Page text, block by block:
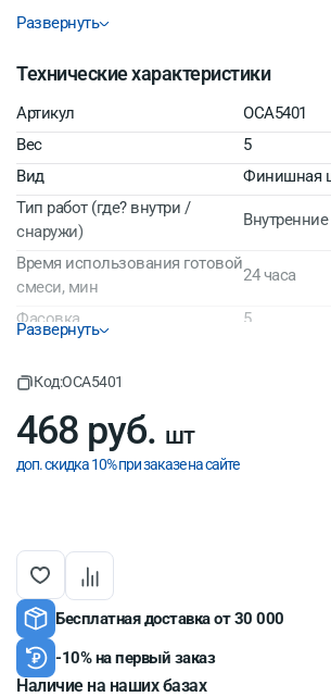
Развернуть
Технические характеристики
Артикул
OCA5401
Вес
5
Вид
Финишная
Тип работ (где? внутри /
снаружи)
Время использования готовой
смеси, мин
24 часа
Фасовка
5
Расход при минимальной
Максимальный размер
фракции, мм
Страна производитель
Минимальная толщина слоя,
мм
Развернуть
Код:OCA5401
468 руб. шт
доп. скидка 10% при заказе на сайте
Бесплатная доставка от 30 000
-10% на первый заказ
Наличие на наших базах